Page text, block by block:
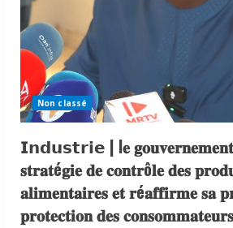
Non classé
𝗜𝗻𝗱𝘂𝘀𝘁𝗿𝗶𝗲 | l𝐞 𝐠𝐨𝐮𝐯𝐞𝐫𝐧𝐞𝐦𝐞𝐧𝐭
𝐬𝐭𝐫𝐚𝐭é𝐠𝐢𝐞 𝐝𝐞 𝐜𝐨𝐧𝐭𝐫ô𝐥𝐞 𝐝𝐞𝐬
𝐚𝐥𝐢𝐦𝐞𝐧𝐭𝐚𝐢𝐫𝐞𝐬 𝐞𝐭 𝐫é𝐚𝐟𝐟𝐢𝐫𝐦𝐞 𝐬𝐚
𝐩𝐫𝐨𝐭𝐞𝐜𝐭𝐢𝐨𝐧 𝐝𝐞𝐬